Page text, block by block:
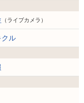
（ライブカメラ）
クル